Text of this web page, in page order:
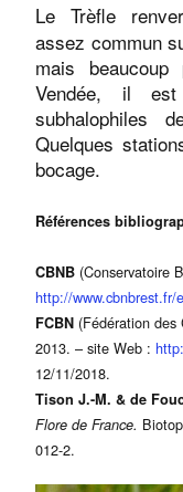
Le Trèfle
assez commun
mais
Vendée, il
subhalophiles
Quelques
bocage.
Références
CBNB (Conservatoire
http://www.cbnbrest.fr/
FCBN (Fédération des
2013. – site Web :
12/11/2018.
Tison J.-M. & de
Flore de France.
012-2.